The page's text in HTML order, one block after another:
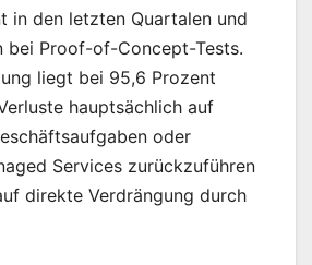
in den letzten Quartalen und
bei Proof-of-Concept-Tests.
liegt bei 95,6 Prozent
hauptsächlich auf
oder
Services zurückzuführen
direkte Verdrängung durch